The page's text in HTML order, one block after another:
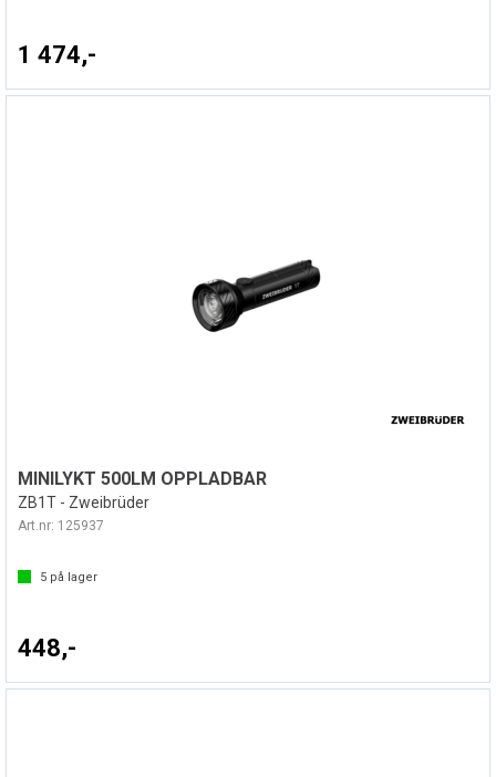
1 474,-
MINILYKT 500LM OPPLADBAR
ZB1T - Zweibrüder
Art.nr: 125937
5 på lager
448,-